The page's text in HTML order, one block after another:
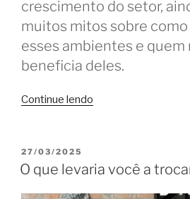
crescimento do setor,
muitos mitos sobre
esses ambientes e
beneficia deles.
Continue lendo
o
PUBLICADO
EM
27/03/2025
O que levaria você a